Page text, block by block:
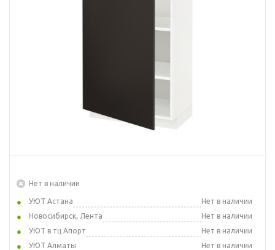
Нет в наличии
УЮТ Астана
Нет в наличии
Новосибирск, Лента
Нет в наличии
УЮТ в тц Апорт
Нет в наличии
УЮТ Алматы
Нет в наличии